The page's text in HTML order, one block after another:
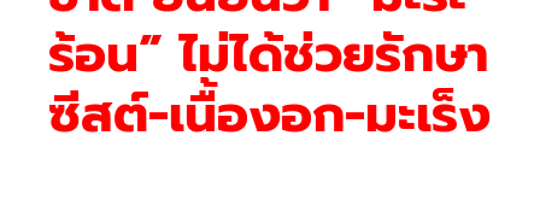
ร้อน” ไม่ได้ช่วยรักษา
ซีสต์-เนื้องอก-มะเร็ง